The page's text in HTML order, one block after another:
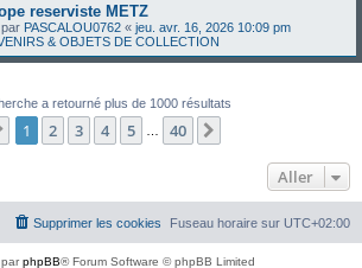
reserviste METZ
PASCALOU0762 « jeu. avr. 16, 2026 10:09 pm
& OBJETS DE COLLECTION
a retourné plus de 1000 résultats
Page 1sur40
1 2 3 4 5 40
Aller
Fuseau horaire sur UTC+02:00
Supprimer les cookies
parphpBB® Forum Software © phpBB Limited